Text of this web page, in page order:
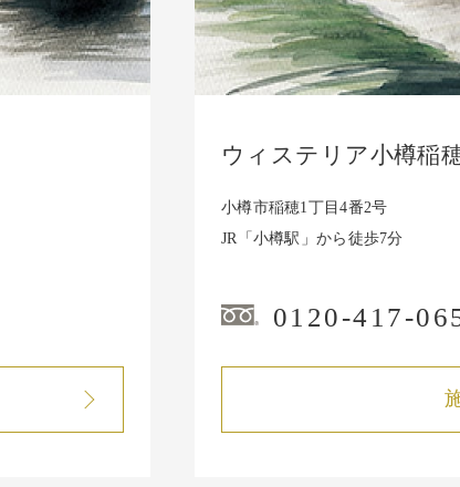
ウィステリア小樽稲
小樽市稲穂1丁目4番2号
JR「小樽駅」から徒歩7分
0120-417-